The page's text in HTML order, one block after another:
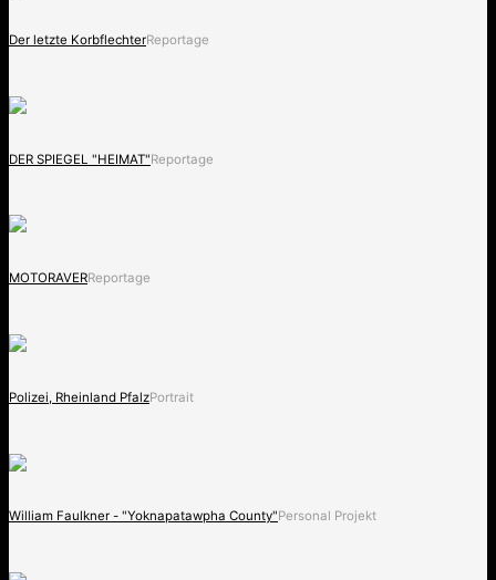
Der letzte KorbflechterReportage
DER SPIEGEL "HEIMAT"Reportage
MOTORAVERReportage
Polizei, Rheinland PfalzPortrait
William Faulkner - "Yoknapatawpha County"Personal Projekt